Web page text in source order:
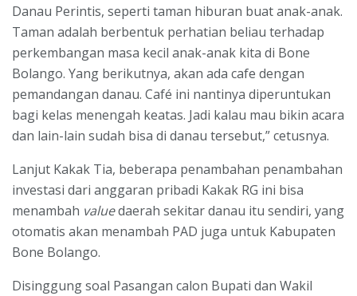
Danau Perintis, seperti taman hiburan buat anak-anak.
Taman adalah berbentuk perhatian beliau terhadap
perkembangan masa kecil anak-anak kita di Bone
Bolango. Yang berikutnya, akan ada cafe dengan
pemandangan danau. Café ini nantinya diperuntukan
bagi kelas menengah keatas. Jadi kalau mau bikin acara
dan lain-lain sudah bisa di danau tersebut,” cetusnya.
Lanjut Kakak Tia, beberapa penambahan penambahan
investasi dari anggaran pribadi Kakak RG ini bisa
menambah valuedaerah sekitar danau itu sendiri, yang
otomatis akan menambah PAD juga untuk Kabupaten
Bone Bolango.
Disinggung soal Pasangan calon Bupati dan Wakil